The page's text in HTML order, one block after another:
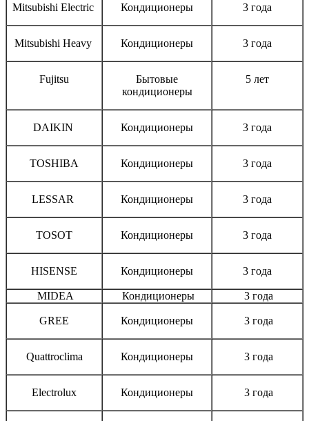
Mitsubishi Electric Кондиционеры 3 года
Mitsubishi Heavy Кондиционеры 3 года
Fujitsu
Бытовые
кондиционеры
5 лет
DAIKIN Кондиционеры 3 года
TOSHIBA Кондиционеры 3 года
LESSAR Кондиционеры 3 года
TOSOT Кондиционеры 3 года
HISENSE Кондиционеры 3 года
MIDEA Кондиционеры 3 года
GREE Кондиционеры 3 года
Quattroclima Кондиционеры 3 года
Electrolux Кондиционеры 3 года